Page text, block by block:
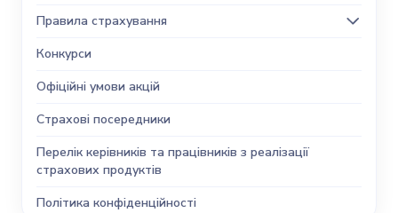
Правила страхування
Конкурси
Офіційні умови акцій
Страхові посередники
Перелік керівників та працівників з реалізації
страхових продуктів
Політика конфіденційності